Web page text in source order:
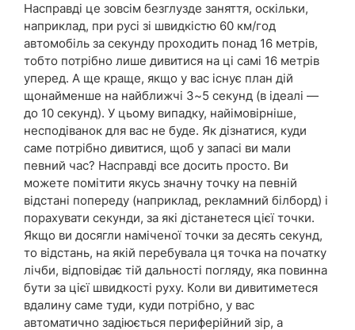
Насправді це зовсім безглузде заняття, оскільки,
наприклад, при русі зі швидкістю 60 км/год
автомобіль за секунду проходить понад 16 метрів,
тобто потрібно лише дивитися на ці самі 16 метрів
уперед. А ще краще, якщо у вас існує план дій
щонайменше на найближчі 3~5 секунд (в ідеалі —
до 10 секунд). У цьому випадку, найімовірніше,
несподіванок для вас не буде. Як дізнатися, куди
саме потрібно дивитися, щоб у запасі ви мали
певний час? Насправді все досить просто. Ви
можете помітити якусь значну точку на певній
відстані попереду (наприклад, рекламний білборд) і
порахувати секунди, за які дістанетеся цієї точки.
Якщо ви досягли наміченої точки за десять секунд,
то відстань, на якій перебувала ця точка на початку
лічби, відповідає тій дальності погляду, яка повинна
бути за цієї швидкості руху. Коли ви дивитиметеся
вдалину саме туди, куди потрібно, у вас
автоматично задіюється периферійний зір, а